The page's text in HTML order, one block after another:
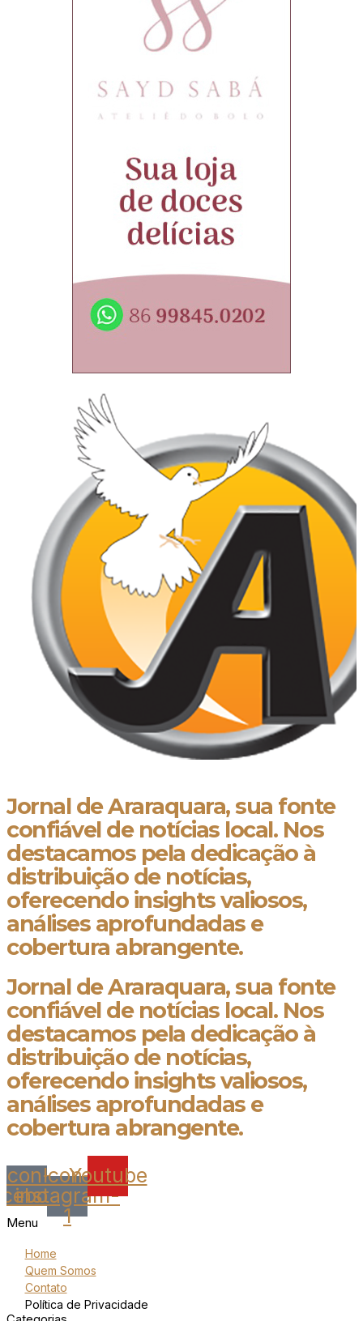
Jornal de Araraquara, sua fonte
confiável de notícias local. Nos
destacamos pela dedicação à
distribuição de notícias,
oferecendo insights valiosos,
análises aprofundadas e
cobertura abrangente.
Jornal de Araraquara, sua fonte
confiável de notícias local. Nos
destacamos pela dedicação à
distribuição de notícias,
oferecendo insights valiosos,
análises aprofundadas e
cobertura abrangente.
Icon-Icon-
instagram-
1
Youtube
Menu
Home
Quem Somos
Contato
Política de Privacidade